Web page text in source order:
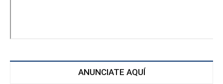
ANUNCIATE AQUÍ